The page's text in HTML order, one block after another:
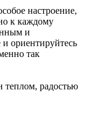
настроение,
к каждому
и
ориентируйтесь
так
теплом, радостью